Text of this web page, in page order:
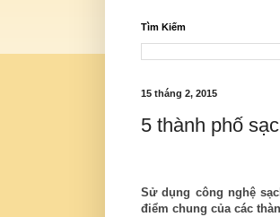
Tìm Kiếm
15 tháng 2, 2015
5 thành phố
Sử dụng công nghệ
điểm chung của các